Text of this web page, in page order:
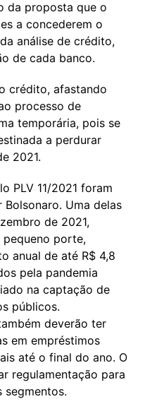
da proposta que o
a concederem o
análise de crédito,
de cada banco.
crédito, afastando
processo de
temporária, pois se
a perdurar
2021.
PLV 11/2021 foram
Uma delas
de 2021,
pequeno porte,
anual de até R$ 4,8
pela pandemia
na captação de
públicos.
deverão ter
em empréstimos
até o final do ano. O
regulamentação para
segmentos.